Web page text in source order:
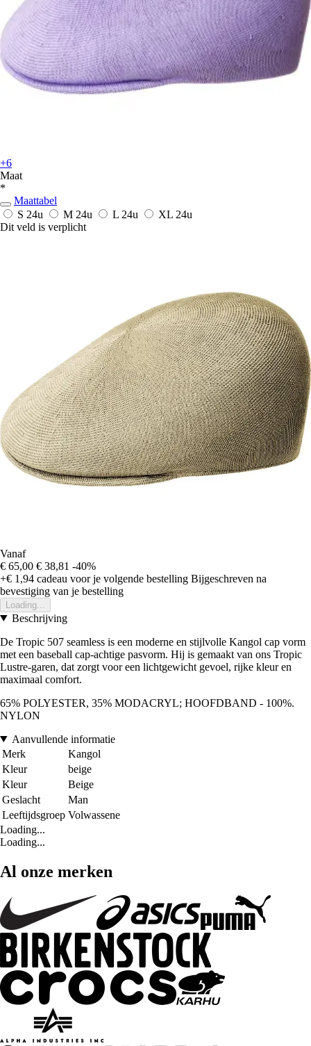
+6
Maat
*
Maattabel
S 24u M 24u L 24u XL 24u
Dit veld is verplicht
Vanaf
€ 65,00 € 38,81 -40%
+€ 1,94 cadeau voor je volgende bestelling Bijgeschreven na
bevestiging van je bestelling
Loading...
Beschrijving
De Tropic 507 seamless is een moderne en stijlvolle Kangol cap vorm
met een baseball cap-achtige pasvorm. Hij is gemaakt van ons Tropic
Lustre-garen, dat zorgt voor een lichtgewicht gevoel, rijke kleur en
maximaal comfort.
65% POLYESTER, 35% MODACRYL; HOOFDBAND - 100%.
NYLON
Aanvullende informatie
Merk
Kangol
Kleur
beige
Kleur
Beige
Geslacht
Man
Leeftijdsgroep Volwassene
Loading...
Loading...
Al onze merken